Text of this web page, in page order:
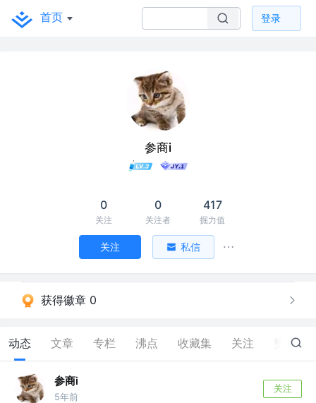
首页 登录
参商i
0
关注
0
关注者
417
掘力值
关注 私信
获得徽章 0
动态 文章 专栏 沸点 收藏集 关注 2
参商i
5年前
关注